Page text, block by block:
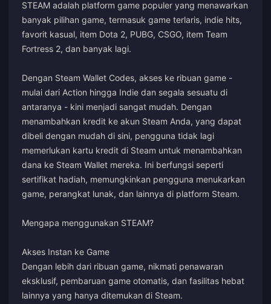
STEAM adalah platform game populer yang menawarkan
banyak pilihan game, termasuk game terlaris, indie hits,
favorit kasual, item Dota 2, PUBG, CSGO, item Team
Fortress 2, dan banyak lagi.
Dengan Steam Wallet Codes, akses ke ribuan game -
mulai dari Action hingga Indie dan segala sesuatu di
antaranya - kini menjadi sangat mudah. Dengan
menambahkan kredit ke akun Steam Anda, yang dapat
dibeli dengan mudah di sini, pengguna tidak lagi
memerlukan kartu kredit di Steam untuk menambahkan
dana ke Steam Wallet mereka. Ini berfungsi seperti
sertifikat hadiah, memungkinkan pengguna menukarkan
game, perangkat lunak, dan lainnya di platform Steam.
Mengapa menggunakan STEAM?
Akses Instan ke Game
Dengan lebih dari ribuan game, nikmati penawaran
eksklusif, pembaruan game otomatis, dan fasilitas hebat
lainnya yang hanya ditemukan di Steam.